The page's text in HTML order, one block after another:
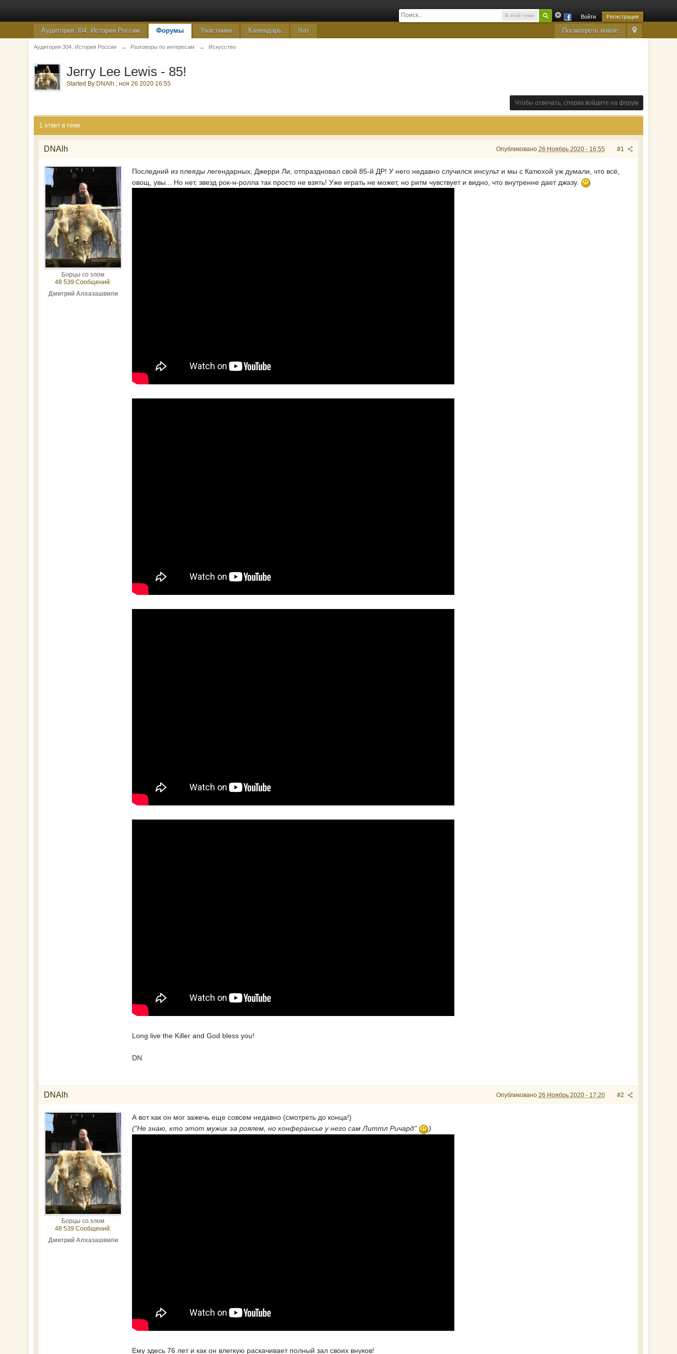
В этой теме Войти Регистрация
Посмотреть новое
Аудитория 304. История России Форумы Участники Календарь Чат
Аудитория 304. История России → Разговоры по интересам → Искусство
Jerry Lee Lewis - 85!
Started By DNAlh ,ноя 26 2020 16:55
Чтобы отвечать, сперва войдите на форум
1 ответ в теме
#1
DNAlh Опубликовано 26 Ноябрь 2020 - 16:55
Борцы со злом
48 539 Сообщений:
Дмитрий Алхазашвили
Последний из плеяды легендарных, Джерри Ли, отпраздновал свой 85-й ДР! У него недавно случился инсульт и мы с Катюхой уж думали, что всё,
овощ, увы... Но нет, звезд рок-н-ролла так просто не взять! Уже играть не может, но ритм чувствует и видно, что внутренне дает джазу.
Long live the Killer and God bless you!
DN
#2
DNAlh Опубликовано 26 Ноябрь 2020 - 17:20
Борцы со злом
48 539 Сообщений:
Дмитрий Алхазашвили
А вот как он мог зажечь еще совсем недавно (смотреть до конца!)
("Не знаю, кто этот мужик за роялем, но конферансье у него сам Литтл Ричард"
)
Ему здесь 76 лет и как он влегкую раскачивает полный зал своих внуков!